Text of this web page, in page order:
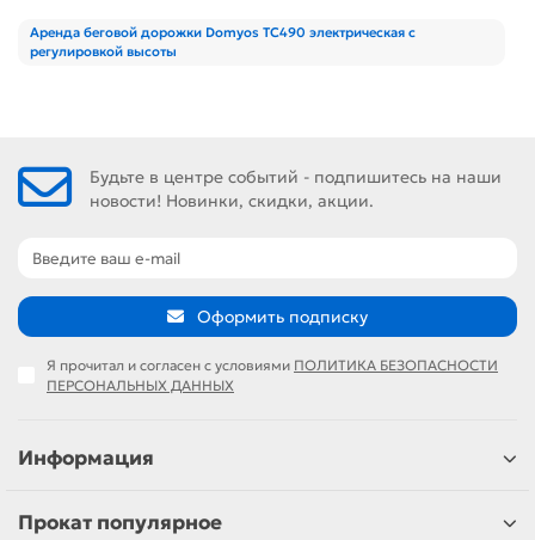
Аренда беговой дорожки Domyos TC490 электрическая с
регулировкой высоты
Будьте в центре событий - подпишитесь на наши
новости! Новинки, скидки, акции.
Оформить подписку
Я прочитал и согласен с условиями ПОЛИТИКА БЕЗОПАСНОСТИ
ПЕРСОНАЛЬНЫХ ДАННЫХ
Информация
Прокат популярное